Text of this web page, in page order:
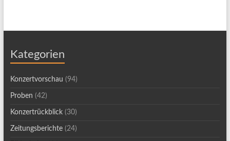
Kategorien
Konzertvorschau (94)
Proben (42)
Konzertrückblick(30)
Zeitungsberichte(24)